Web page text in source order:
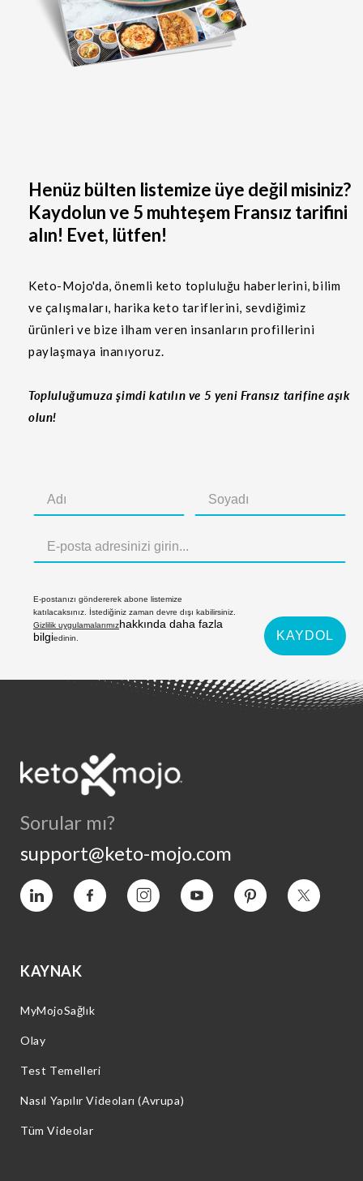
Henüz bülten listemize üye değil misiniz?
Kaydolun ve 5 muhteşem Fransız tarifini
alın! Evet, lütfen!
Keto-Mojo'da, önemli keto topluluğu haberlerini, bilim
ve çalışmaları, harika keto tariflerini, sevdiğimiz
ürünleri ve bize ilham veren insanların profillerini
paylaşmaya inanıyoruz.
Topluluğumuza şimdi katılın ve 5 yeni Fransız tarifine aşık
olun!
E-postanızı göndererek abone listemize
katılacaksınız. İstediğiniz zaman devre dışı kabilirsiniz.
Gizlilik uygulamalarımızhakkında daha fazla
bilgiedinin. KAYDOL
Sorular mı?
support@keto-mojo.com
Vimeo Facebook InstagramYouTube Pinterest Heyecan
KAYNAK
MyMojoSağlık
Olay
Test Temelleri
Nasıl Yapılır Videoları (Avrupa)
Tüm Videolar